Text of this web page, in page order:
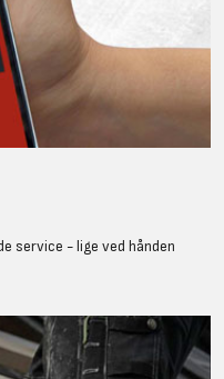
service - lige ved hånden